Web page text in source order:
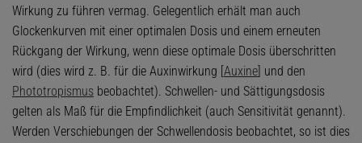
Wirkung zu führen vermag. Gelegentlich erhält man auch
Glockenkurven mit einer optimalen Dosis und einem erneuten
Rückgang der Wirkung, wenn diese optimale Dosis überschritten
wird (dies wird z. B. für die Auxinwirkung [Auxine] und den
Phototropismus beobachtet). Schwellen- und Sättigungsdosis
gelten als Maß für die Empfindlichkeit (auch Sensitivität genannt).
Werden Verschiebungen der Schwellendosis beobachtet, so ist dies